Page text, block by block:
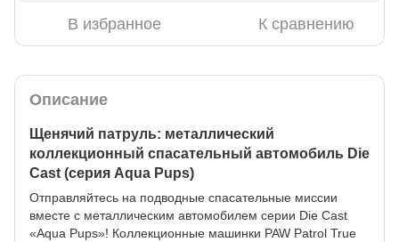
В избранное К сравнению
Описание
Щенячий патруль: металлический
коллекционный спасательный автомобиль Die
Cast (серия Aqua Pups)
Отправляйтесь на подводные спасательные миссии
вместе с металлическим автомобилем серии Die Cast
«Aqua Pups»! Коллекционные машинки PAW Patrol True